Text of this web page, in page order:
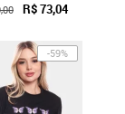
R$ 73,04
-59%